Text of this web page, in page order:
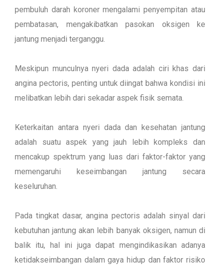
pembuluh darah koroner mengalami penyempitan atau
pembatasan, mengakibatkan pasokan oksigen ke
jantung menjadi terganggu.
Meskipun munculnya nyeri dada adalah ciri khas dari
angina pectoris, penting untuk diingat bahwa kondisi ini
melibatkan lebih dari sekadar aspek fisik semata.
Keterkaitan antara nyeri dada dan kesehatan jantung
adalah suatu aspek yang jauh lebih kompleks dan
mencakup spektrum yang luas dari faktor-faktor yang
memengaruhi keseimbangan jantung secara
keseluruhan.
Pada tingkat dasar, angina pectoris adalah sinyal dari
kebutuhan jantung akan lebih banyak oksigen, namun di
balik itu, hal ini juga dapat mengindikasikan adanya
ketidakseimbangan dalam gaya hidup dan faktor risiko